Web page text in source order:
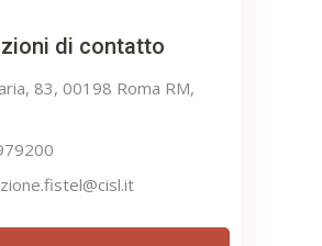
di contatto
83, 00198 Roma RM,